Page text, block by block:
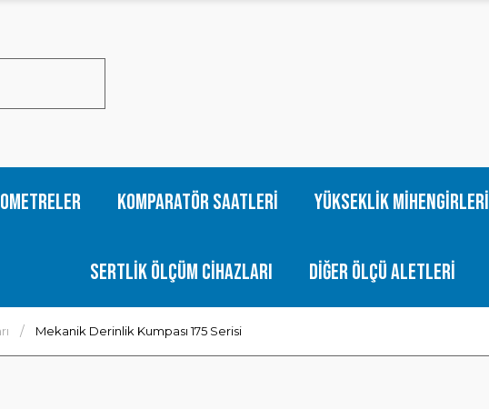
Komparatör Saatleri Yükseklik Mihengirleri
Sertlik Ölçüm Cihazları Diğer Ölçü Aletleri
Mekanik Derinlik Kumpası 175 Serisi